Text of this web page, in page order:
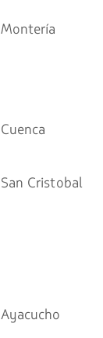
Montería
Cuenca
San Cristobal
Ayacucho